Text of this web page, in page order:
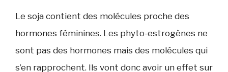
Le soja contient des molécules proche des
hormones féminines. Les phyto-estrogènes ne
sont pas des hormones mais des molécules qui
s’en rapprochent. Ils vont donc avoir un effet sur